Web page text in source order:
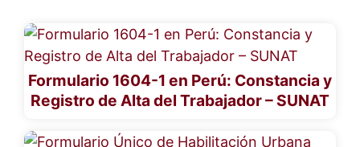
Formulario 1604-1 en Perú: Constancia y
Registro de Alta del Trabajador – SUNAT